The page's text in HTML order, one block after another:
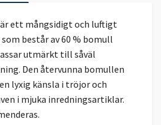
ett mångsidigt och luftigt
består av 60 % bomull
utmärkt till såväl
Den återvunna bomullen
lyxig känsla i tröjor och
i mjuka inredningsartiklar.